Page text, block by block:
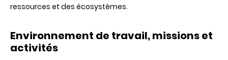
ressources et des écosystèmes.
Environnement de travail, missions et
activités